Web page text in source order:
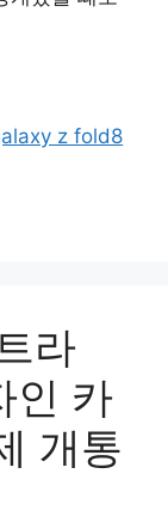
z fold8
라
인 카
개통